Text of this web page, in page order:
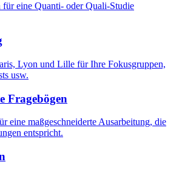
für eine Quanti- oder Quali-Studie
Lyon und Lille für Ihre Fokusgruppen,
usw.
Fragebögen
eine maßgeschneiderte Ausarbeitung, die
entspricht.